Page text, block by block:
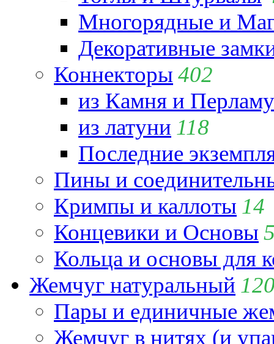
Многорядные и
Декоративные
Коннекторы 402
из Камня и
из латуни 118
Последние
Пины и
Кримпы и каллоты 14
Концевики и Основы
Кольца и основы для
Жемчуг натуральный
Пары и единичные
Жемчуг в нитях (и